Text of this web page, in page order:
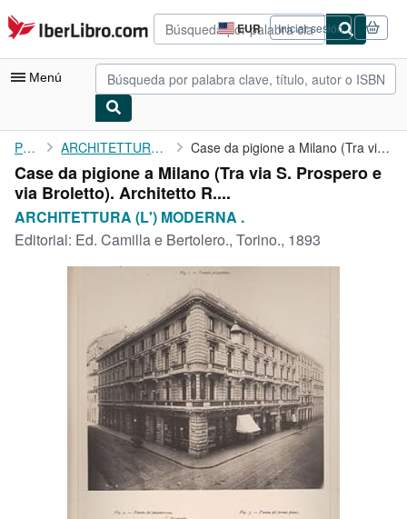
Pasar al contenido principal
IberLibro.com EUR
Preferencias
de
compra
del
Iniciar sesión
Menú
Mi cuenta
Consultar mis pedidos
Búsqueda avanzada
Colecciones
Comenzar a vender
CERRAR
Portada ARCHITETTURA (L') MODERNA . Case da pigione a Milano (Tra via S. Prospero e via Broletto). ...
Case da pigione a Milano (Tra via S. Prospero e
via Broletto). Architetto R....
ARCHITETTURA (L') MODERNA .
Editorial: Ed. Camilla e Bertolero., Torino., 1893